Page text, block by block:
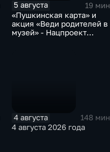
5 августа
19 мин
«Пушкинская карта» и
акция «Веди родителей в
музей» - Нацпроект
4 августа
148 мин
4 августа 2026 года